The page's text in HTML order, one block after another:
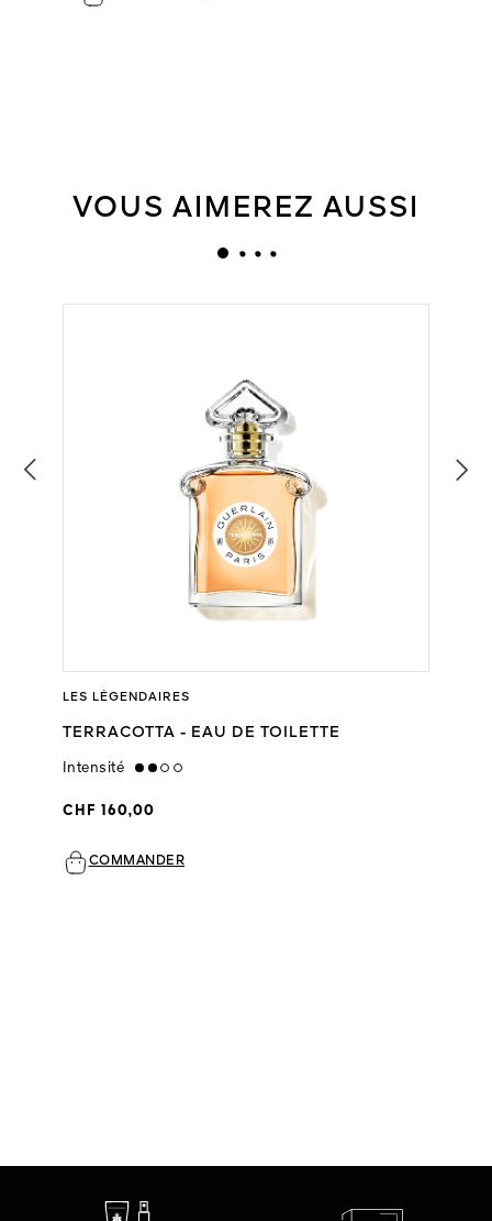
VOUS AIMEREZ AUSSI
LES LÉGENDAIRES
TERRACOTTA - EAU DE TOILETTE
Intensité medium
CHF 160,00
COMMANDER